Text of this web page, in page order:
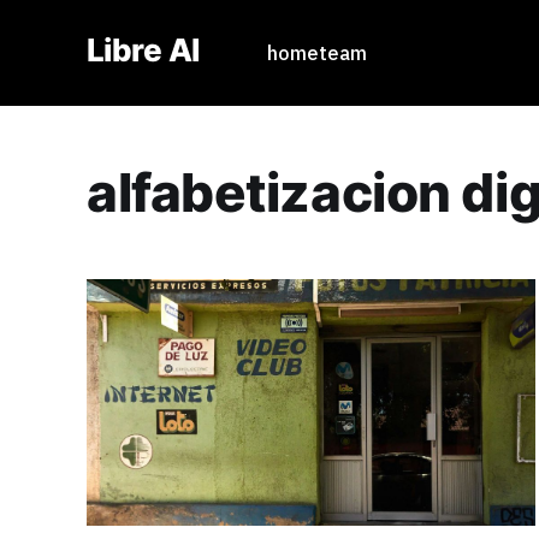
Libre AI hometeam
alfabetizacion